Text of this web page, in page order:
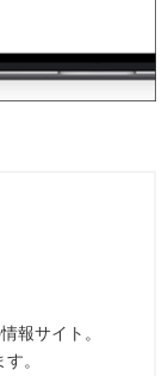
報サイト。
。